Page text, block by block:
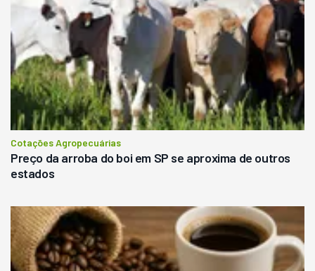
Cotações Agropecuárias
Preço da arroba do boi em SP se aproxima de outros
estados